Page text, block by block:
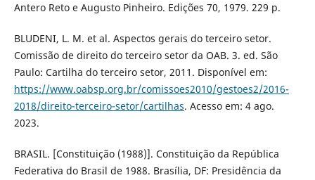
Antero Reto e Augusto Pinheiro. Edições 70, 1979. 229 p.
BLUDENI, L. M. et al. Aspectos gerais do terceiro setor.
Comissão de direito do terceiro setor da OAB. 3. ed. São
Paulo: Cartilha do terceiro setor, 2011. Disponível em:
https://www.oabsp.org.br/comissoes2010/gestoes2/2016-
2018/direito-terceiro-setor/cartilhas. Acesso em: 4 ago.
2023.
BRASIL. [Constituição (1988)]. Constituição da República
Federativa do Brasil de 1988. Brasília, DF: Presidência da